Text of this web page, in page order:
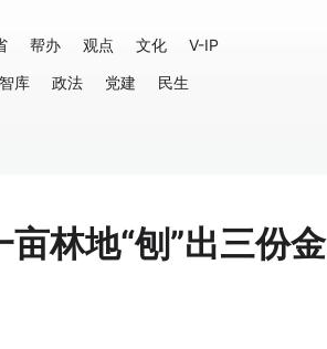
帮办 观点 文化
V-IP
智库 政法 党建
民生
林地“刨”出三份金